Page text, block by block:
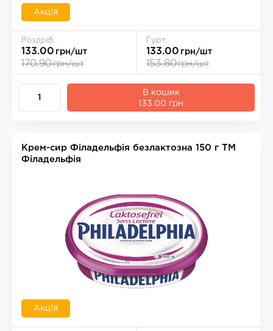
Акція
Роздріб:
133.00 грн/шт
170.90грн/шт
Гурт:
133.00 грн/шт
153.80грн/шт
В кошик
133.00 грн
Крем-сир Фiладельфiя безлактозна 150 г ТМ
Філадельфія
Акція